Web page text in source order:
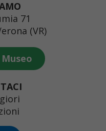
71
(VR)